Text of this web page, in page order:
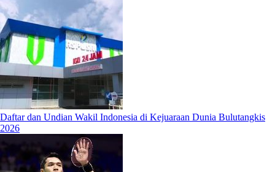
Daftar dan Undian Wakil Indonesia di Kejuaraan Dunia Bulutangkis
2026